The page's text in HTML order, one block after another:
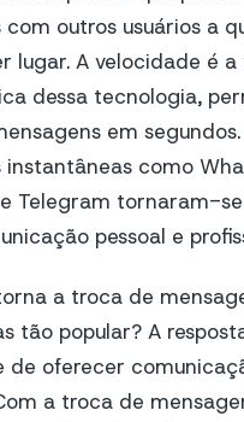
com outros usuários a
lugar. A velocidade é
dessa tecnologia,
em
instantâneas como
Telegram tornaram-
pessoal e
a troca de
tão popular? A
de oferecer
a troca de